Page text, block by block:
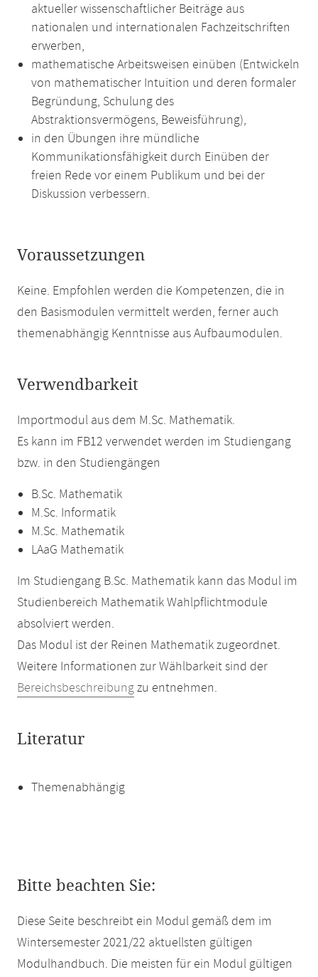
aktueller wissenschaftlicher Beiträge aus
nationalen und internationalen Fachzeitschriften
erwerben,
mathematische Arbeitsweisen einüben (Entwickeln
von mathematischer Intuition und deren formaler
Begründung, Schulung des
Abstraktionsvermögens, Beweisführung),
in den Übungen ihre mündliche
Kommunikationsfähigkeit durch Einüben der
freien Rede vor einem Publikum und bei der
Diskussion verbessern.
Voraussetzungen
Keine. Empfohlen werden die Kompetenzen, die in
den Basismodulen vermittelt werden, ferner auch
themenabhängig Kenntnisse aus Aufbaumodulen.
Verwendbarkeit
Importmodul aus dem M.Sc. Mathematik.
Es kann im FB12 verwendet werden im Studiengang
bzw. in den Studiengängen
B.Sc. Mathematik
M.Sc. Informatik
M.Sc. Mathematik
LAaG Mathematik
Im Studiengang B.Sc. Mathematik kann das Modul im
Studienbereich Mathematik Wahlpflichtmodule
absolviert werden.
Das Modul ist der Reinen Mathematik zugeordnet.
Weitere Informationen zur Wählbarkeit sind der
Bereichsbeschreibungzu entnehmen.
Literatur
Themenabhängig
Bitte beachten Sie:
Diese Seite beschreibt ein Modul gemäß dem im
Wintersemester 2021/22 aktuellsten gültigen
Modulhandbuch. Die meisten für ein Modul gültigen